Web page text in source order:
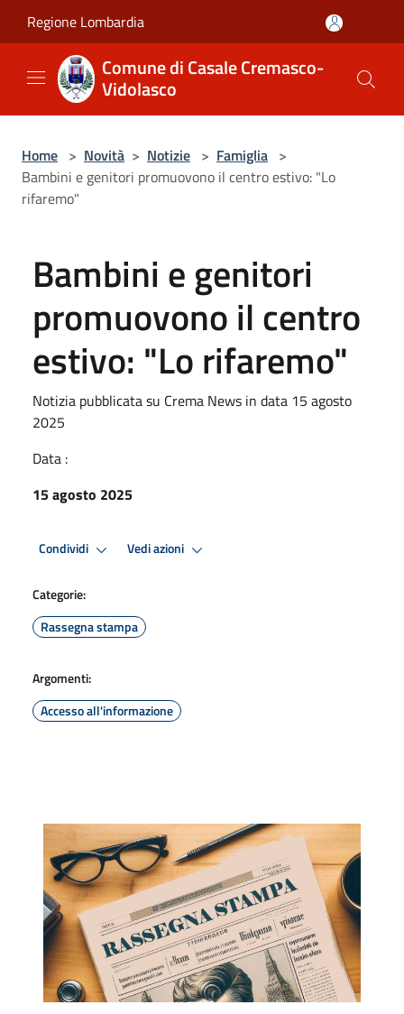
Regione Lombardia
Comune di Casale Cremasco-
Vidolasco
Home > Novità > Notizie > Famiglia >
Bambini e genitori promuovono il centro estivo: "Lo
rifaremo"
Bambini e genitori
promuovono il centro
estivo: "Lo rifaremo"
Notizia pubblicata su Crema News in data 15 agosto
2025
Data :
15 agosto 2025
Condividi Vedi azioni
Categorie:
Rassegna stampa
Argomenti:
Accesso all'informazione